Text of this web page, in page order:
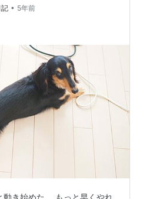
しっぽふりふり歩く。 いつ
• 5年前
き始めた。 もっと早くやれ